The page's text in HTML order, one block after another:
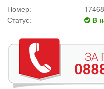
Номер:
17468
Статус:
В